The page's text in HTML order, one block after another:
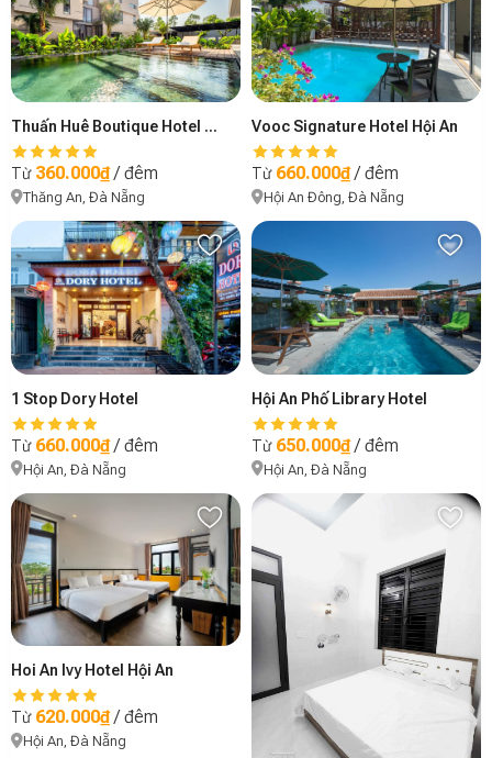
Thuấn Huê Boutique Hotel - Near Vinpearl Nam Hội An
Từ 360.000₫/ đêm
Thăng An, Đà Nẵng
Vooc Signature Hotel Hội An
Từ 660.000₫/ đêm
Hội An Đông, Đà Nẵng
1 Stop Dory Hotel
Từ 660.000₫/ đêm
Hội An, Đà Nẵng
Hội An Phố Library Hotel
Từ 650.000₫/ đêm
Hội An, Đà Nẵng
Hoi An Ivy Hotel Hội An
Từ 620.000₫/ đêm
Hội An, Đà Nẵng